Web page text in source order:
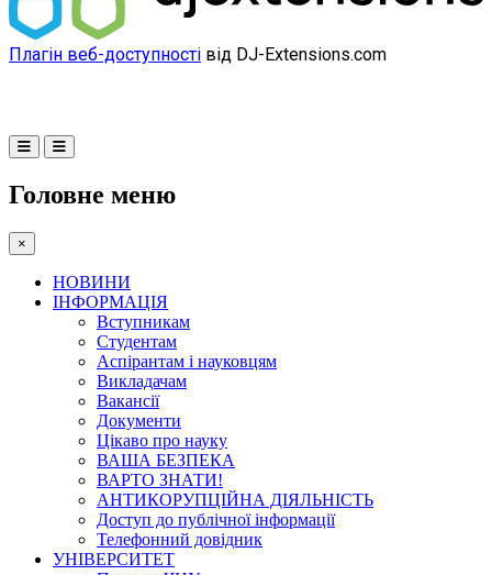
Плагін веб-доступності від DJ-Extensions.com
Головне меню
×
НОВИНИ
ІНФОРМАЦІЯ
Вступникам
Студентам
Аспірантам і науковцям
Викладачам
Вакансії
Документи
Цікаво про науку
ВАША БЕЗПЕКА
ВАРТО ЗНАТИ!
АНТИКОРУПЦІЙНА ДІЯЛЬНІСТЬ
Доступ до публічної інформації
Телефонний довідник
УНІВЕРСИТЕТ